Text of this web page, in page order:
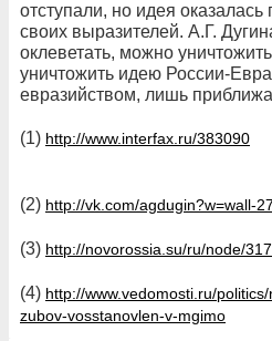
отступали, но идея
своих выразителей. А.Г.
оклеветать, можно
уничтожить идею России-
евразийством, лишь
(1) http://www.interfax.ru/383090
(2) http://vk.com/agdugin?w=wall-
(3) http://novorossia.su/ru/node/
(4) http://www.vedomosti.ru/
zubov-vosstanovlen-v-mgimo